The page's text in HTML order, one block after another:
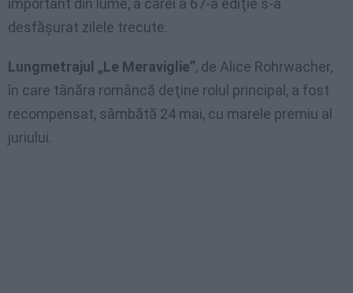
important din lume, a cărei a 67-a ediţie s-a
desfăşurat zilele trecute.
Lungmetrajul „Le Meraviglie”, de Alice Rohrwacher,
în care tânăra româncă deţine rolul principal, a fost
recompensat, sâmbătă 24 mai, cu marele premiu al
juriului.